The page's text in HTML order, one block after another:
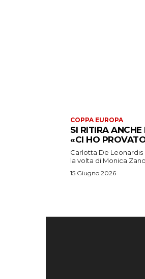
COPPA EUROPA
SI RITIRA
«CI HO
Carlotta De Leonardis
la volta di Monica
15 Giugno 2026